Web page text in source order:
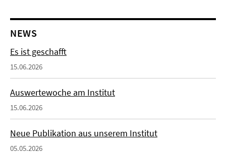
NEWS
Es ist geschafft
15.06.2026
Auswertewoche am Institut
15.06.2026
Neue Publikation aus unserem Institut
05.05.2026